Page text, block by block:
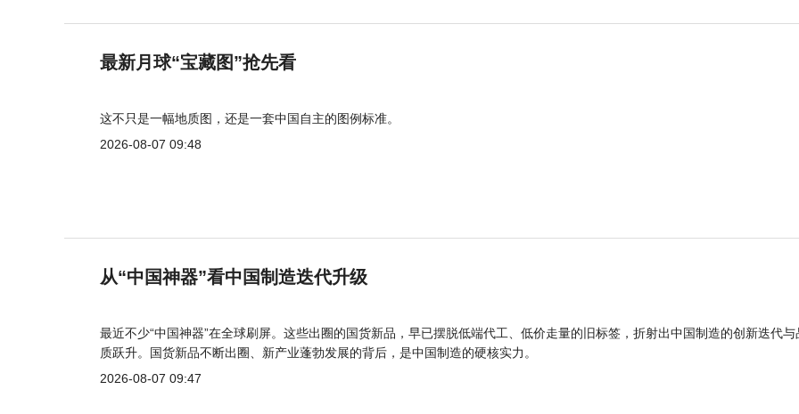
最新月球“宝藏图”抢先看
这不只是一幅地质图，还是一套中国自主的图例标准。
2026-08-07 09:48
从“中国神器”看中国制造迭代升级
最近不少“中国神器”在全球刷屏。这些出圈的国货新品，早已摆脱低端代工、低价走量的旧标签，折射出中国制造的创新迭代与
质跃升。国货新品不断出圈、新产业蓬勃发展的背后，是中国制造的硬核实力。
2026-08-07 09:47